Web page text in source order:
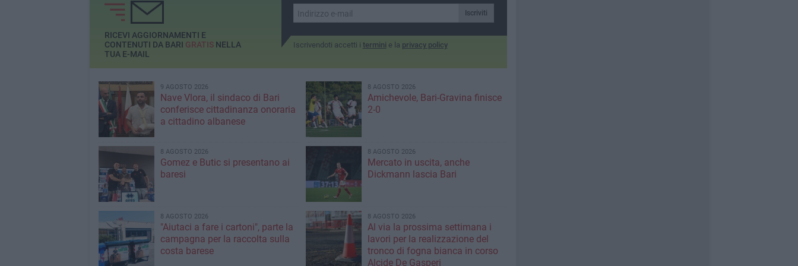
del porto di Bari
società con ironia
Iscriviti
Iscrivendoti accetti i termini e la privacy policy
RICEVI AGGIORNAMENTI E
CONTENUTI DA BARI GRATISNELLA
TUA E-MAIL
9 AGOSTO 2026
Nave Vlora, il sindaco di Bari
conferisce cittadinanza onoraria
a cittadino albanese
8 AGOSTO 2026
Amichevole, Bari-Gravina finisce
2-0
8 AGOSTO 2026
Gomez e Butic si presentano ai
baresi
8 AGOSTO 2026
Mercato in uscita, anche
Dickmann lascia Bari
8 AGOSTO 2026
"Aiutaci a fare i cartoni", parte la
campagna per la raccolta sulla
costa barese
8 AGOSTO 2026
Al via la prossima settimana i
lavori per la realizzazione del
tronco di fogna bianca in corso
Alcide De Gasperi